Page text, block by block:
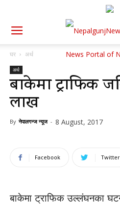
घर अर्थ
अर्थ
बाकेमा ट्राफिक
लाख
By नेपालगन्ज न्यूज - 8 August, 2017
Facebook Twitter
बाकेमा ट्राफिक उल्लंघनका